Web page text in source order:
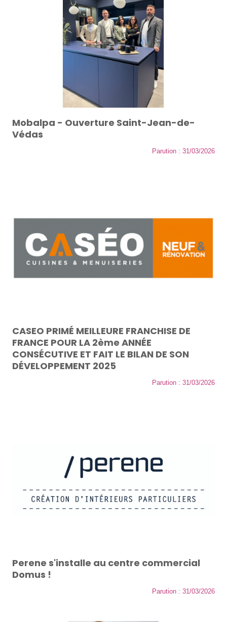
Mobalpa - Ouverture Saint-Jean-de-
Védas
Parution : 31/03/2026
CASEO PRIMÉ MEILLEURE FRANCHISE DE
FRANCE POUR LA 2ème ANNÉE
CONSÉCUTIVE ET FAIT LE BILAN DE SON
DÉVELOPPEMENT 2025
Parution : 31/03/2026
Perene s'installe au centre commercial
Domus !
Parution : 31/03/2026